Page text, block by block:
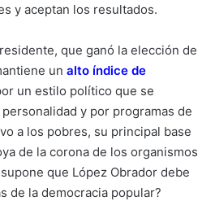
y aceptan los resultados.
que ganó la elección de
un alto índice de
un estilo político que se
y por programas de
a los pobres, su principal base
de la corona de los organismos
que López Obrador debe
de la democracia popular?